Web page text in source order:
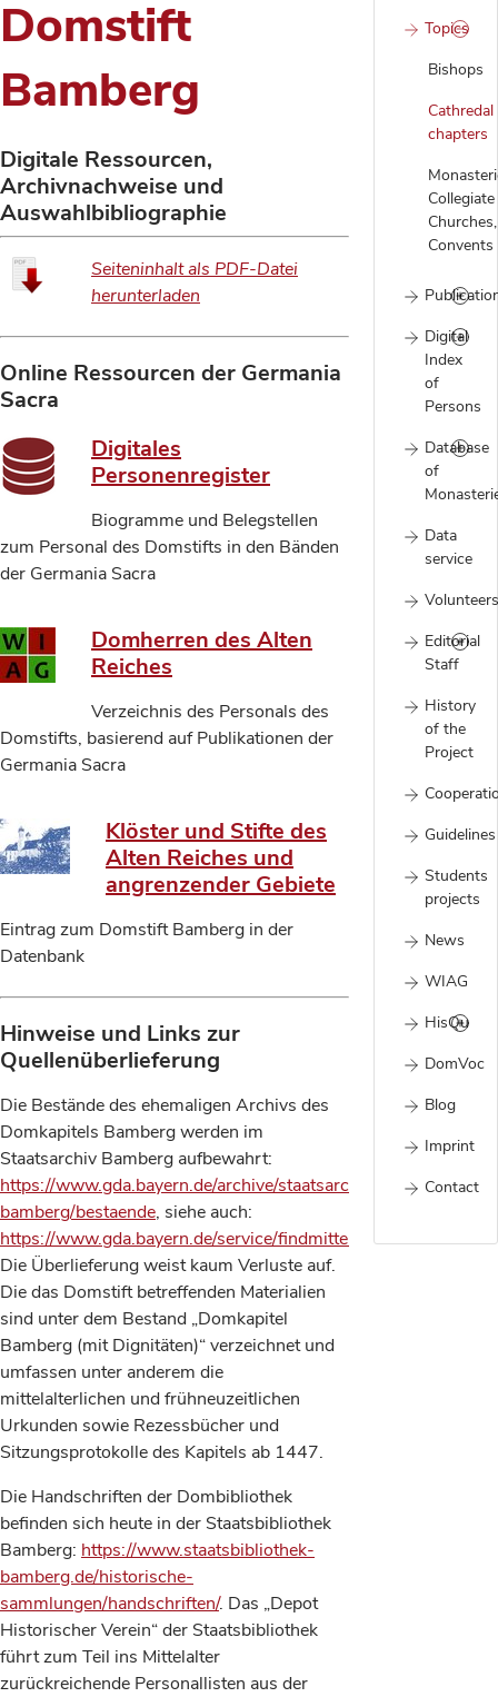
Topics
Bishops
Cathredal
chapters
Collegiate
Churches,
Convents
Digital
Index
of
Persons
Database
of
Data
service
Volunteers
Editorial
Staff
History
of the
Project
Guidelines
Students
projects
News
WIAG
HisQu
DomVoc
Blog
Imprint
Contact
Domstift
Bamberg
Digitale Ressourcen,
Archivnachweise und
Auswahlbibliographie
Seiteninhalt als PDF-Datei
herunterladen
Online Ressourcen der Germania
Sacra
Digitales
Personenregister
Biogramme und Belegstellen
zum Personal des Domstifts in den Bänden
der Germania Sacra
Domherren des Alten
Reiches
Verzeichnis des Personals des
Domstifts, basierend auf Publikationen der
Germania Sacra
Klöster und Stifte des
Alten Reiches und
angrenzender Gebiete
Eintrag zum Domstift Bamberg in der
Datenbank
Hinweise und Links zur
Quellenüberlieferung
Die Bestände des ehemaligen Archivs des
Domkapitels Bamberg werden im
Staatsarchiv Bamberg aufbewahrt:
https://www.gda.bayern.de/archive/staatsarchiv-
bamberg/bestaende, siehe auch:
https://www.gda.bayern.de/service/findmitteldatenbank/
Die Überlieferung weist kaum Verluste auf.
Die das Domstift betreffenden Materialien
sind unter dem Bestand „Domkapitel
Bamberg (mit Dignitäten)“ verzeichnet und
umfassen unter anderem die
mittelalterlichen und frühneuzeitlichen
Urkunden sowie Rezessbücher und
Sitzungsprotokolle des Kapitels ab 1447.
Die Handschriften der Dombibliothek
befinden sich heute in der Staatsbibliothek
Bamberg: https://www.staatsbibliothek-
bamberg.de/historische-
sammlungen/handschriften/. Das „Depot
Historischer Verein“ der Staatsbibliothek
führt zum Teil ins Mittelalter
zurückreichende Personallisten aus der